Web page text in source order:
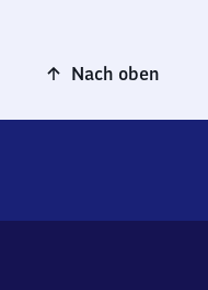
Nach oben